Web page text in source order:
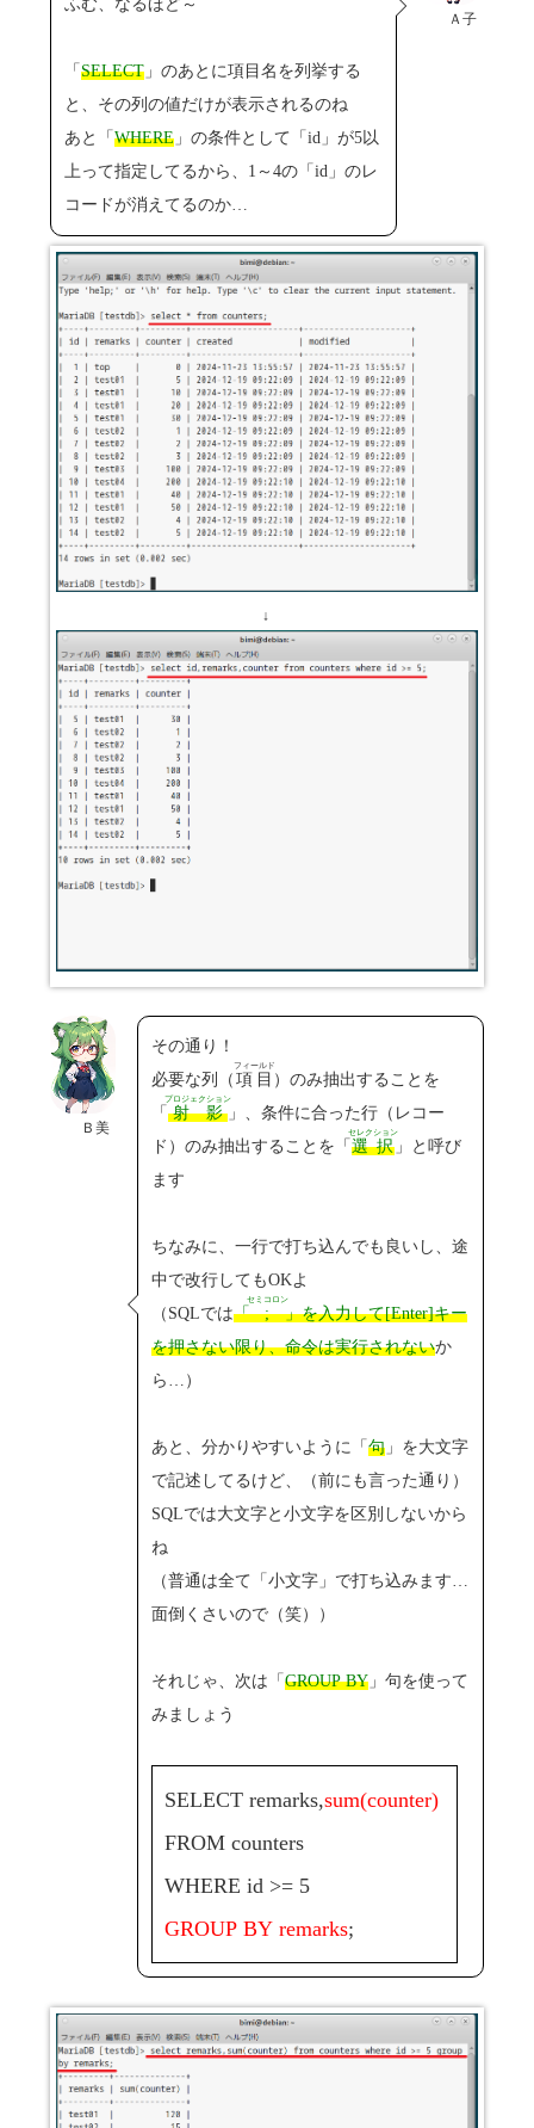
Ａ子
ふむ、なるほど～
「SELECT 」のあとに項目名を列挙する
と、その列の値だけが表示されるのね
あと「WHERE 」の条件として「id」が5以
上って指定してるから、1～4の「id」のレ
コードが消えてるのか…
↓
Ｂ美
その通り！
必要な列（ 項目
フィールド
）のみ抽出することを
「 射影
プロジェクション
」、条件に合った行（レコー
ド）のみ抽出することを「 選択
セレクション
」と呼び
ます
ちなみに、一行で打ち込んでも良いし、途
中で改行してもOKよ
（SQLでは「 ;
セミコロン
」を入力して[Enter]キー
を押さない限り、命令は実行されないか
ら…）
あと、分かりやすいように「 句」を大文字
で記述してるけど、（前にも言った通り）
SQLでは大文字と小文字を区別しないから
ね
（普通は全て「小文字」で打ち込みます…
面倒くさいので（笑））
それじゃ、次は「 GROUP BY」句を使って
みましょう
SELECT remarks,sum(counter)
FROM counters
WHERE id >= 5
GROUP BY remarks;